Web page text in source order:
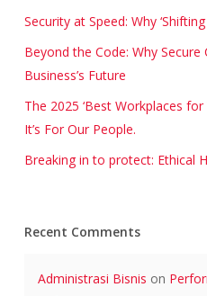
Security at Speed: Why
Beyond the Code: Why
Business’s Future
The 2025 ‘Best Workplaces for
It’s For Our People.
Breaking in to protect: Ethical
Recent Comments
Administrasi Bisnis on